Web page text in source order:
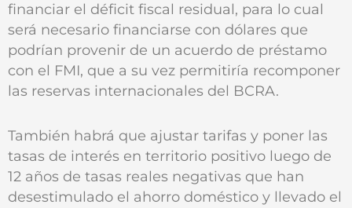
financiar el déficit fiscal residual, para lo cual
será necesario financiarse con dólares que
podrían provenir de un acuerdo de préstamo
con el FMI, que a su vez permitiría recomponer
las reservas internacionales del BCRA.
También habrá que ajustar tarifas y poner las
tasas de interés en territorio positivo luego de
12 años de tasas reales negativas que han
desestimulado el ahorro doméstico y llevado el